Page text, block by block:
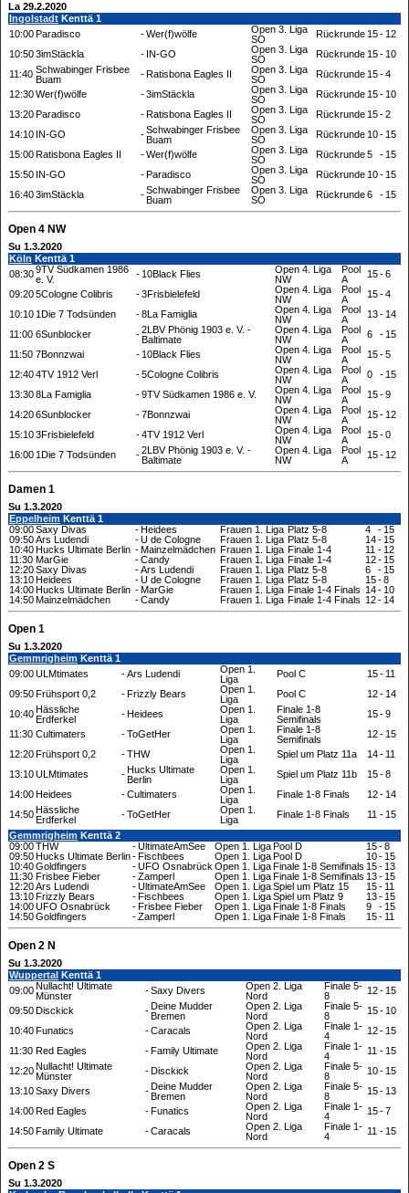
La 29.2.2020
Ingolstadt Kenttä 1
10:00Paradisco -Wer(f)wölfe
Open 3. Liga
SO
Rückrunde 15- 12
10:503imStäckla - IN-GO
Open 3. Liga
SO
Rückrunde 15- 10
11:40 Schwabinger Frisbee
Buam
-Ratisbona Eagles II
Open 3. Liga
SO
Rückrunde 15-4
12:30Wer(f)wölfe -3imStäckla
Open 3. Liga
SO
Rückrunde 15- 10
13:20Paradisco -Ratisbona Eagles II
Open 3. Liga
SO
Rückrunde 15-2
14:10 IN-GO -Schwabinger Frisbee
Buam
Open 3. Liga
SO
Rückrunde 10- 15
15:00Ratisbona Eagles II -Wer(f)wölfe
Open 3. Liga
SO
Rückrunde5 - 15
15:50 IN-GO -Paradisco
Open 3. Liga
SO
Rückrunde 10- 15
16:403imStäckla -Schwabinger Frisbee
Buam
Open 3. Liga
SO
Rückrunde6 - 15
Open 4 NW
Su 1.3.2020
Köln Kenttä 1
08:309TV Südkamen 1986
e. V.
- 10Black Flies
Open 4. Liga
NW
Pool
A
15-6
09:205Cologne Colibris -3Frisbielefeld
Open 4. Liga
NW
Pool
A
15-4
10:10 1Die 7 Todsünden -8La Famiglia
Open 4. Liga
NW
Pool
A
13- 14
11:00 6Sunblocker -2LBV Phönig 1903 e. V. -
Baltimate
Open 4. Liga
NW
Pool
A
6 - 15
11:50 7Bonnzwai - 10Black Flies
Open 4. Liga
NW
Pool
A
15-5
12:404TV 1912 Verl -5Cologne Colibris
Open 4. Liga
NW
Pool
A
0 - 15
13:308La Famiglia -9TV Südkamen 1986 e. V.
Open 4. Liga
NW
Pool
A
15-9
14:206Sunblocker -7Bonnzwai
Open 4. Liga
NW
Pool
A
15- 12
15:103Frisbielefeld -4TV 1912 Verl
Open 4. Liga
NW
Pool
A
15-0
16:00 1Die 7 Todsünden -2LBV Phönig 1903 e. V. -
Baltimate
Open 4. Liga
NW
Pool
A
15- 12
Damen 1
Su 1.3.2020
Eppelheim Kenttä 1
09:00Saxy Divas -Heidees Frauen 1. Liga Platz 5-8 4 - 15
09:50Ars Ludendi -U de Cologne Frauen 1. Liga Platz 5-8 14- 15
10:40Hucks Ultimate Berlin -Mainzelmädchen Frauen 1. Liga Finale 1-4 11 - 12
11:30 MarGie -Candy Frauen 1. Liga Finale 1-4 12- 15
12:20Saxy Divas -Ars Ludendi Frauen 1. Liga Platz 5-8 6 - 15
13:10Heidees -U de Cologne Frauen 1. Liga Platz 5-8 15-8
14:00Hucks Ultimate Berlin -MarGie Frauen 1. Liga Finale 1-4 Finals 14- 10
14:50Mainzelmädchen -Candy Frauen 1. Liga Finale 1-4 Finals 12- 14
Open 1
Su 1.3.2020
Gemmrigheim Kenttä 1
09:00ULMtimates -Ars Ludendi
Open 1.
Liga
Pool C 15- 11
09:50Frühsport 0,2 -Frizzly Bears
Open 1.
Liga
Pool C 12- 14
10:40Hässliche
Erdferkel
-Heidees
Open 1.
Liga
Finale 1-8
Semifinals
15-9
11:30 Cultimaters -ToGetHer
Open 1.
Liga
Finale 1-8
Semifinals
12- 15
12:20Frühsport 0,2 -THW
Open 1.
Liga
Spiel um Platz 11a 14- 11
13:10ULMtimates -Hucks Ultimate
Berlin
Open 1.
Liga
Spiel um Platz 11b 15-8
14:00Heidees -Cultimaters
Open 1.
Liga
Finale 1-8 Finals 12- 14
14:50Hässliche
Erdferkel
-ToGetHer
Open 1.
Liga
Finale 1-8 Finals 11 - 15
Gemmrigheim Kenttä 2
09:00THW -UltimateAmSee Open 1. LigaPool D 15-8
09:50Hucks Ultimate Berlin-Fischbees Open 1. LigaPool D 10- 15
10:40Goldfingers -UFO Osnabrück Open 1. LigaFinale 1-8 Semifinals 15- 13
11:30 Frisbee Fieber -Zamperl Open 1. LigaFinale 1-8 Semifinals 13- 15
12:20Ars Ludendi -UltimateAmSee Open 1. LigaSpiel um Platz 15 15- 11
13:10Frizzly Bears -Fischbees Open 1. LigaSpiel um Platz 9 13- 15
14:00UFO Osnabrück -Frisbee Fieber Open 1. LigaFinale 1-8 Finals 9 - 15
14:50Goldfingers -Zamperl Open 1. LigaFinale 1-8 Finals 15- 11
Open 2 N
Su 1.3.2020
Wuppertal Kenttä 1
09:00Nullacht! Ultimate
Münster
-Saxy Divers
Open 2. Liga
Nord
Finale 5-
8
12- 15
09:50Disckick -Deine Mudder
Bremen
Open 2. Liga
Nord
Finale 5-
8
15- 10
10:40Funatics -Caracals
Open 2. Liga
Nord
Finale 1-
4
12- 15
11:30 Red Eagles -Family Ultimate
Open 2. Liga
Nord
Finale 1-
4
11 - 15
12:20Nullacht! Ultimate
Münster
-Disckick
Open 2. Liga
Nord
Finale 5-
8
10- 15
13:10Saxy Divers -Deine Mudder
Bremen
Open 2. Liga
Nord
Finale 5-
8
15- 13
14:00Red Eagles -Funatics
Open 2. Liga
Nord
Finale 1-
4
15-7
14:50Family Ultimate -Caracals
Open 2. Liga
Nord
Finale 1-
4
11 - 15
Open 2 S
Su 1.3.2020